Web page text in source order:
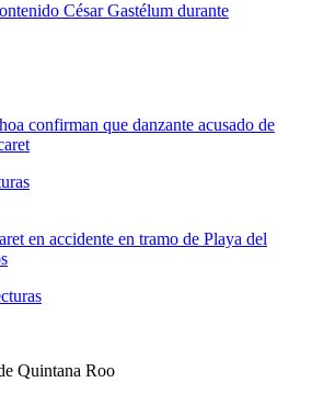
César Gastélum durante
confirman que danzante acusado de
en accidente en tramo de Playa del
Quintana Roo